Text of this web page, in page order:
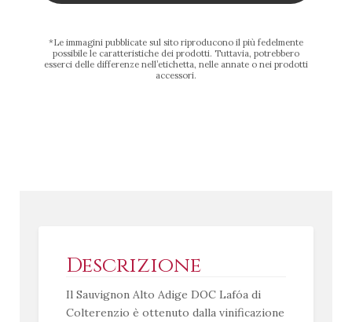
*Le immagini pubblicate sul sito riproducono il più fedelmente
possibile le caratteristiche dei prodotti. Tuttavia, potrebbero
esserci delle differenze nell’etichetta, nelle annate o nei prodotti
accessori.
Descrizione
Il Sauvignon Alto Adige DOC Lafóa di
Colterenzio è ottenuto dalla vinificazione